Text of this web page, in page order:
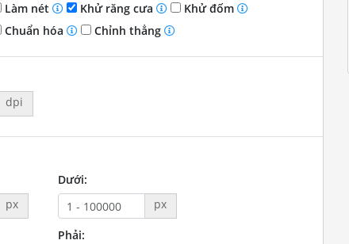
Làm nét Khử răng cưa
Khử đốm
Chuẩn hóa Chỉnh thẳng
dpi
px
Dưới:
px
Phải: